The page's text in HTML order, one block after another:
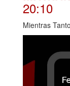
20:10
Mientras